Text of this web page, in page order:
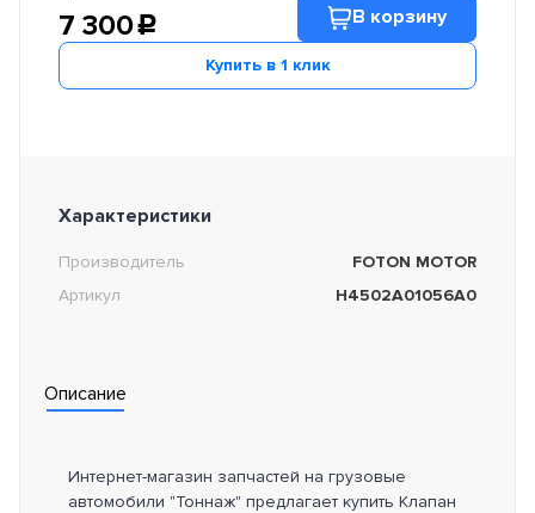
7 300c В корзину
Купить в 1 клик
Характеристики
Производитель
FOTON MOTOR
Артикул
H4502A01056A0
Описание
Интернет-магазин запчастей на грузовые
автомобили "Тоннаж" предлагает купить Клапан